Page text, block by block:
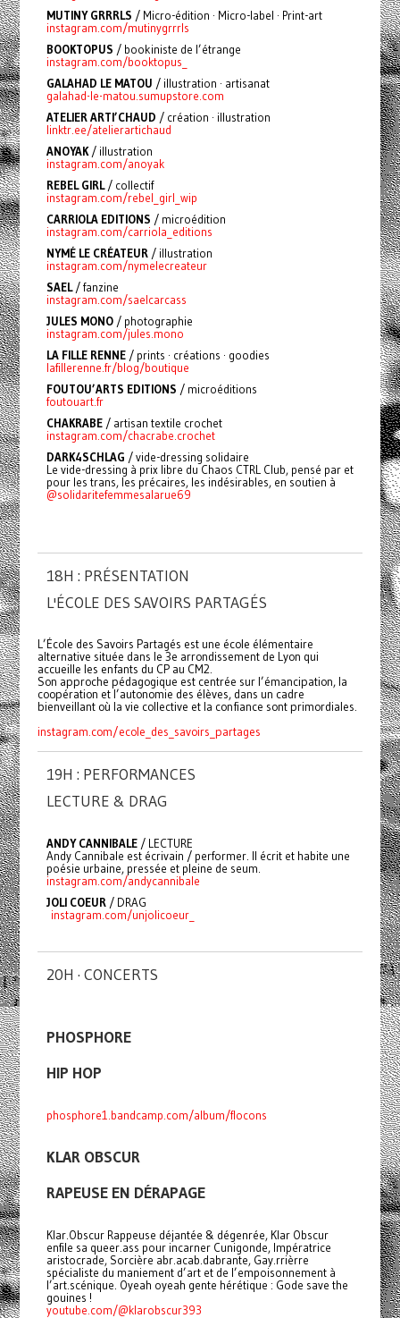
MUTINY GRRRLS / Micro-édition · Micro-label · Print-art
instagram.com/mutinygrrrls
BOOKTOPUS / bookiniste de l’étrange
instagram.com/booktopus_
GALAHAD LE MATOU / illustration · artisanat
galahad-le-matou.sumupstore.com
ATELIER ARTI’CHAUD / création · illustration
linktr.ee/atelierartichaud
ANOYAK/ illustration
instagram.com/anoyak
REBEL GIRL/ collectif
instagram.com/rebel_girl_wip
CARRIOLA EDITIONS / microédition
instagram.com/carriola_editions
NYMÉ LE CRÉATEUR/ illustration
instagram.com/nymelecreateur
SAEL/ fanzine
instagram.com/saelcarcass
JULES MONO/ photographie
instagram.com/jules.mono
LA FILLE RENNE/ prints · créations · goodies
lafillerenne.fr/blog/boutique
FOUTOU’ARTS EDITIONS / microéditions
foutouart.fr
CHAKRABE/ artisan textile crochet
instagram.com/chacrabe.crochet
DARK4SCHLAG / vide-dressing solidaire
Le vide-dressing à prix libre du Chaos CTRL Club, pensé par et
pour les trans, les précaires, les indésirables, en soutien à
@solidaritefemmesalarue69
18H : PRÉSENTATION
L'ÉCOLE DES SAVOIRS PARTAGÉS
L’École des Savoirs Partagés est une école élémentaire
alternative située dans le 3e arrondissement de Lyon qui
accueille les enfants du CP au CM2.
Son approche pédagogique est centrée sur l’émancipation, la
coopération et l’autonomie des élèves, dans un cadre
bienveillant où la vie collective et la confiance sont primordiales.
instagram.com/ecole_des_savoirs_partages
19H : PERFORMANCES
LECTURE & DRAG
ANDY CANNIBALE/ LECTURE
Andy Cannibale est écrivain / performer. Il écrit et habite une
poésie urbaine, pressée et pleine de seum.
instagram.com/andycannibale
JOLI COEUR/ DRAG
instagram.com/unjolicoeur_
20H · CONCERTS
PHOSPHORE
HIP HOP
phosphore1.bandcamp.com/album/flocons
KLAR OBSCUR
RAPEUSE EN DÉRAPAGE
Klar.Obscur Rappeuse déjantée & dégenrée, Klar Obscur
enfile sa queer.ass pour incarner Cunigonde, Impératrice
aristocrade, Sorcière abr.acab.dabrante, Gay.rrièrre
spécialiste du maniement d’art et de l’empoisonnement à
l’art.scénique. Oyeah oyeah gente hérétique : Gode save the
gouines !
youtube.com/@klarobscur393